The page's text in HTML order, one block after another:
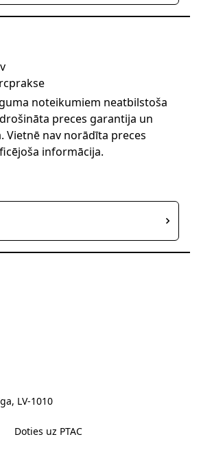
noteikumiem neatbilstoša
preces garantija un
Vietnē nav norādīta preces
informācija.
LV-1010
Doties uz PTAC